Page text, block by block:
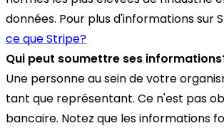
données. Pour plus d'informations sur
ce que Stripe?
Qui peut soumettre ses
Une personne au sein de votre
tant que représentant. Ce n'est pas
bancaire. Notez que les informations